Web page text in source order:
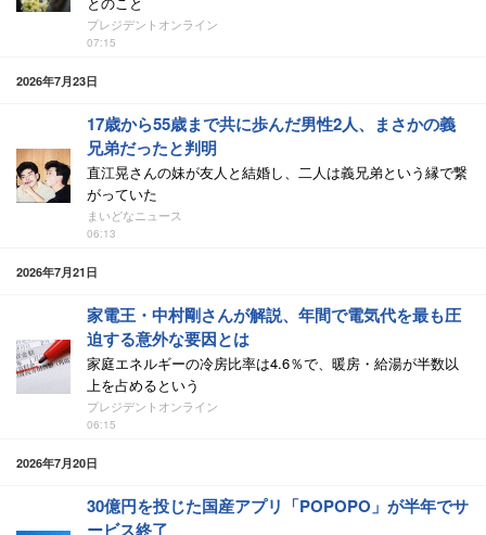
プレジデントオンライン
07:15
2026年7月23日
17歳から55歳まで共に歩んだ男性2人、まさかの義
兄弟だったと判明
直江晃さんの妹が友人と結婚し、二人は義兄弟という縁で繋
がっていた
まいどなニュース
06:13
2026年7月21日
家電王・中村剛さんが解説、年間で電気代を最も圧
迫する意外な要因とは
家庭エネルギーの冷房比率は4.6％で、暖房・給湯が半数以
上を占めるという
プレジデントオンライン
06:15
2026年7月20日
30億円を投じた国産アプリ「POPOPO」が半年でサ
ービス終了